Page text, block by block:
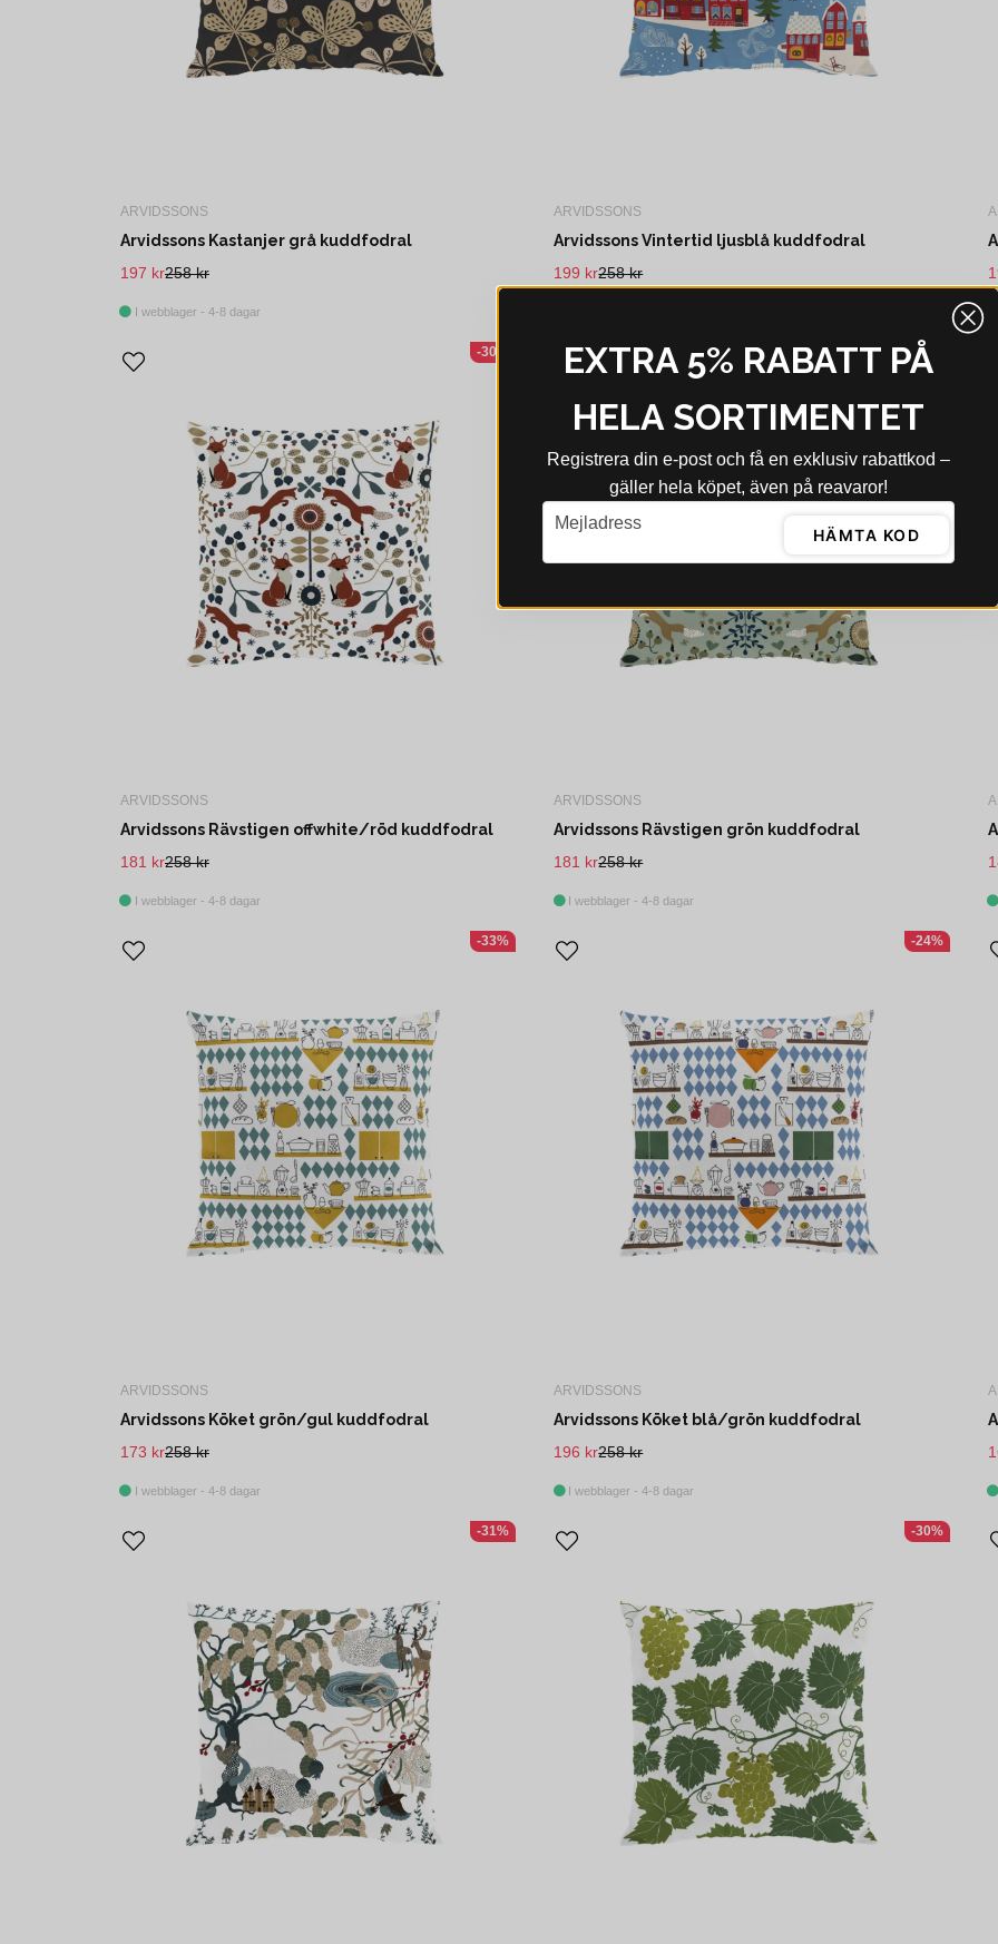
ARVIDSSONS
Arvidssons Kastanjer grå kuddfodral
258 kr
197 kr
I webblager - 4-8 dagar
ARVIDSSONS
Arvidssons Vintertid ljusblå kuddfodral
258 kr
199 kr
ARVIDSSONS
Arvidssons Rävstigen offwhite/röd kuddfodral
258 kr
181 kr
I webblager - 4-8 dagar
-30%
ARVIDSSONS
Arvidssons Rävstigen grön kuddfodral
258 kr
181 kr
I webblager - 4-8 dagar
-30%
ARVIDSSONS
Arvidssons Köket grön/gul kuddfodral
258 kr
173 kr
I webblager - 4-8 dagar
-33%
ARVIDSSONS
Arvidssons Köket blå/grön kuddfodral
258 kr
196 kr
I webblager - 4-8 dagar
-24%
-31% -30%
EXTRA 5% RABATT PÅ
HELA SORTIMENTET
Registrera din e‑post och få en exklusiv rabattkod –
gäller hela köpet, även på reavaror!
email
Mejladress
HÄMTA KOD